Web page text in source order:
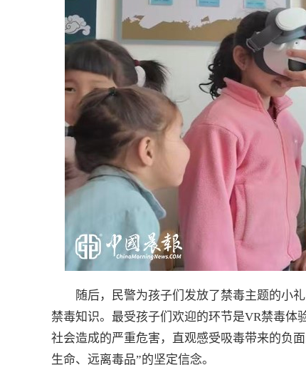
随后，民警为孩子们发放了禁毒主题的小
禁毒知识。最受孩子们欢迎的环节是VR禁毒体
社会造成的严重危害，直观感受吸毒带来的负
生命、远离毒品”的坚定信念。